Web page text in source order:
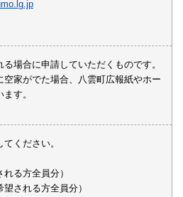
場合に申請していただくものです。
空家がでた場合、八雲町広報紙やホー
す。
ください。
る方全員分）
される方全員分）